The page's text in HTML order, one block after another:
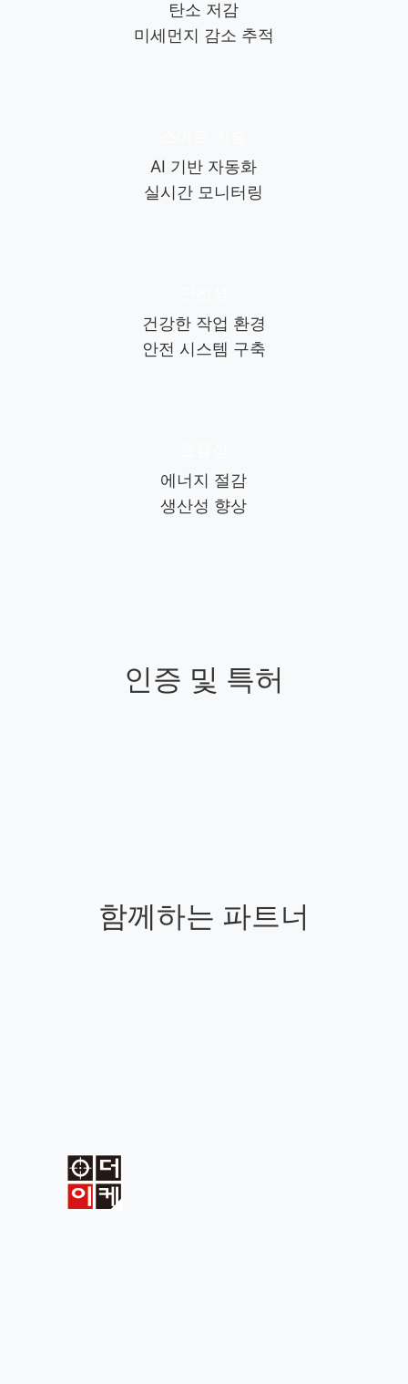
탄소 저감
미세먼지 감소 추적
AI 기반 자동화
실시간 모니터링
건강한 작업 환경
안전 시스템 구축
에너지 절감
생산성 향상
인증 및 특허
함께하는 파트너